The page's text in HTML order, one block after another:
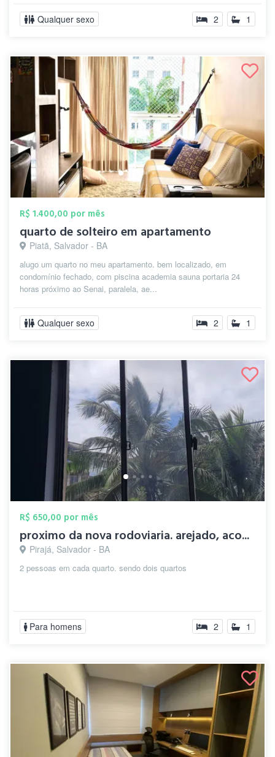
Qualquer sexo 2 1
R$ 1.400,00 por mês
quarto de solteiro em apartamento
Piatã, Salvador - BA
alugo um quarto no meu apartamento. bem localizado, em
condomínio fechado, com piscina academia sauna portaria 24
horas próximo ao Senai, paralela, ae...
Qualquer sexo 2 1
R$ 650,00 por mês
proximo da nova rodoviaria. arejado, aco...
Pirajá, Salvador - BA
2 pessoas em cada quarto. sendo dois quartos
Para homens 2 1